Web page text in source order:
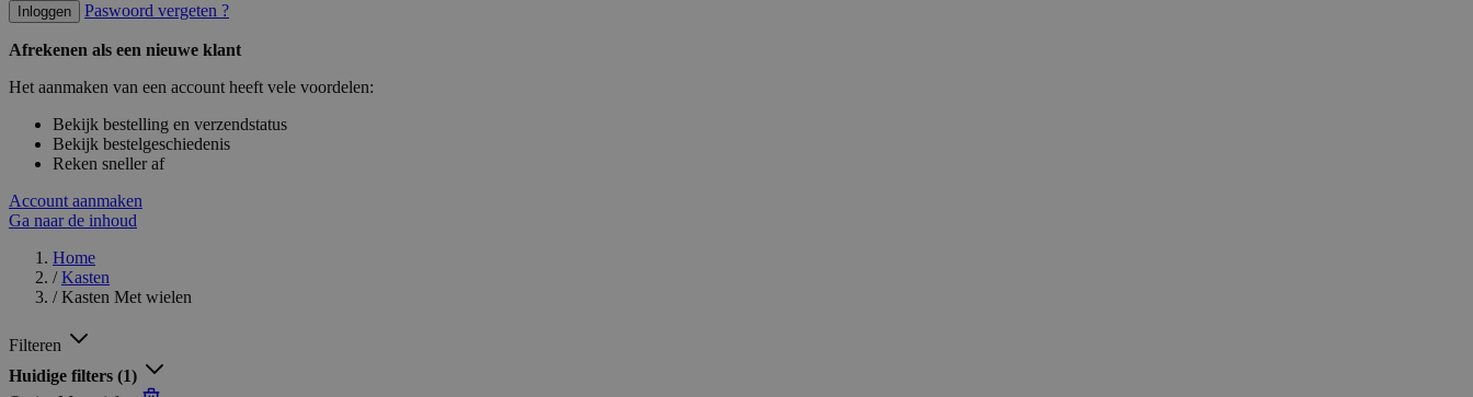
Inloggen Paswoord vergeten ?
Afrekenen als een nieuwe klant
Het aanmaken van een account heeft vele voordelen:
Bekijk bestelling en verzendstatus
Bekijk bestelgeschiedenis
Reken sneller af
Account aanmaken
Ga naar de inhoud
Home
/ Kasten
/ Kasten Met wielen
Filteren
Huidige filters (1)